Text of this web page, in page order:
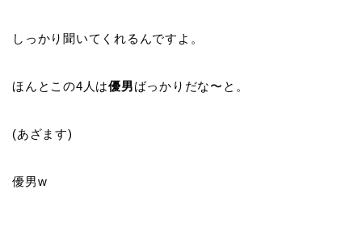
しっかり聞いてくれるんですよ。
ほんとこの4人は優男ばっかりだな〜と。
(あざます)
優男w